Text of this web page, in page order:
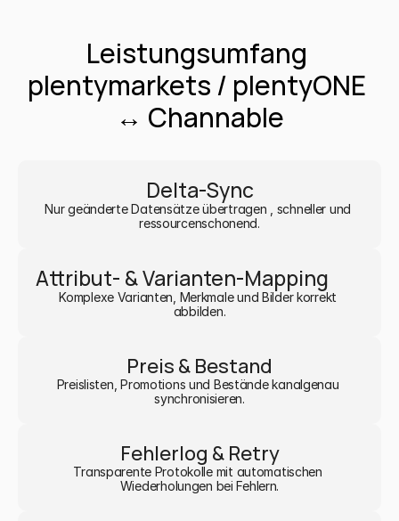
Leistungsumfang
plentymarkets / plentyONE
↔ Channable
Delta-Sync
Nur geänderte Datensätze übertragen , schneller und
ressourcenschonend.
Attribut- & Varianten-Mapping
Komplexe Varianten, Merkmale und Bilder korrekt
abbilden.
Preis & Bestand
Preislisten, Promotions und Bestände kanalgenau
synchronisieren.
Fehlerlog & Retry
Transparente Protokolle mit automatischen
Wiederholungen bei Fehlern.